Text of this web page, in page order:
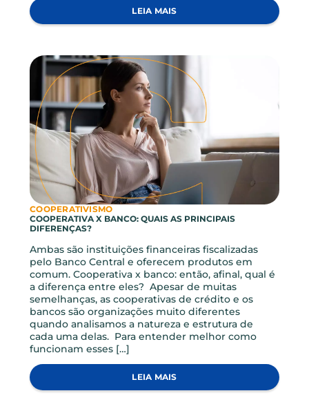
COOPERATIVISMO
O QUE É UMA COOPERATIVA DE CRÉDITO?
Você provavelmente conhece uma cooperativa
de crédito ou pelo menos já ouviu falar sobre
modelo que vem ganhando cada vez mais
espaço no sistema financeiro mundial, inclusive
no Brasil. Atualmente existem mais de 85 mil
cooperativas de crédito no mundo, segundo
dados do WOCCU (Conselho Mundial de
Cooperativas de Crédito). Diante desse cenário,
vamos […]
LEIA MAIS